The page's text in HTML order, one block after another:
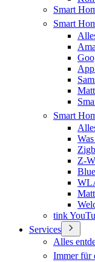
Smart
Smart
Smart
Z-
tink
Services
Alles
Immer für